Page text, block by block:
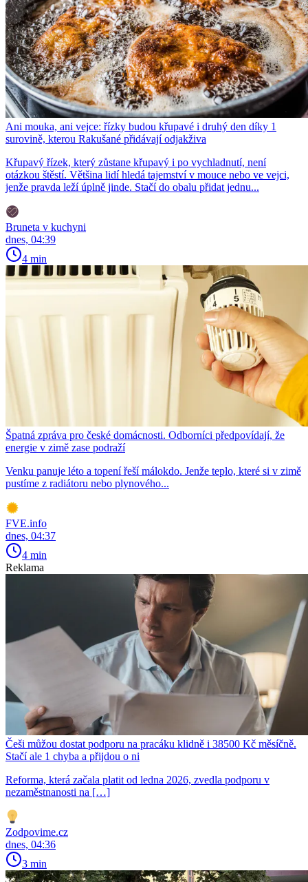
Ani mouka, ani vejce: řízky budou křupavé i druhý den díky 1
surovině, kterou Rakušané přidávají odjakživa
Křupavý řízek, který zůstane křupavý i po vychladnutí, není
otázkou štěstí. Většina lidí hledá tajemství v mouce nebo ve vejci,
jenže pravda leží úplně jinde. Stačí do obalu přidat jednu...
Bruneta v kuchyni
dnes, 04:39
4 min
Špatná zpráva pro české domácnosti. Odborníci předpovídají, že
energie v zimě zase podraží
Venku panuje léto a topení řeší málokdo. Jenže teplo, které si v zimě
pustíme z radiátoru nebo plynového...
FVE.info
dnes, 04:37
4 min
Reklama
Češi můžou dostat podporu na pracáku klidně i 38500 Kč měsíčně.
Stačí ale 1 chyba a přijdou o ni
Reforma, která začala platit od ledna 2026, zvedla podporu v
nezaměstnanosti na […]
Zodpovime.cz
dnes, 04:36
3 min